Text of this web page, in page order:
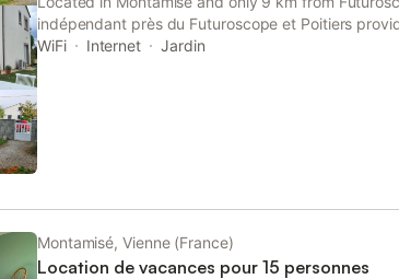
indépendant près du Futuroscope et Poitiers
garden views, free WiFi and free private parking.
WiFi Internet Jardin
Montamisé, Vienne (France)
Location de vacances pour 15 personnes